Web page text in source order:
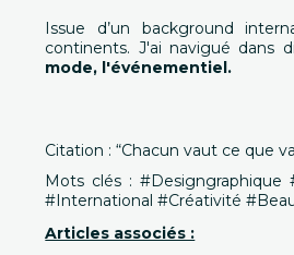
Issue d’un background
continents. J'ai navigué dans
mode, l'événementiel.
Citation : “Chacun vaut ce que
Mots clés :
#International #Créativité
Articles associés :